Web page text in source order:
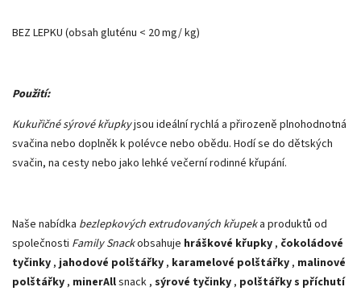
BEZ LEPKU (obsah gluténu < 20 mg/ kg)
Použití:
Kukuřičné sýrové křupkyjsou ideální rychlá a přirozeně plnohodnotná
svačina nebo doplněk k polévce nebo obědu. Hodí se do dětských
svačin, na cesty nebo jako lehké večerní rodinné křupání.
Naše nabídka bezlepkových extrudovaných křupeka produktů od
společnosti Family Snackobsahuje hráškové křupky , čokoládové
tyčinky , jahodové polštářky , karamelové polštářky , malinové
polštářky , minerAllsnack , sýrové tyčinky , polštářky s příchutí